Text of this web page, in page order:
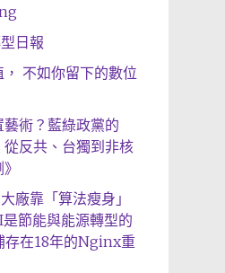
日報
不如你留下的數位
藝術？藍綠政黨的
從反共、台獨到非核
廠靠「算法瘦身」
節能與能源轉型的
存在18年的Nginx重